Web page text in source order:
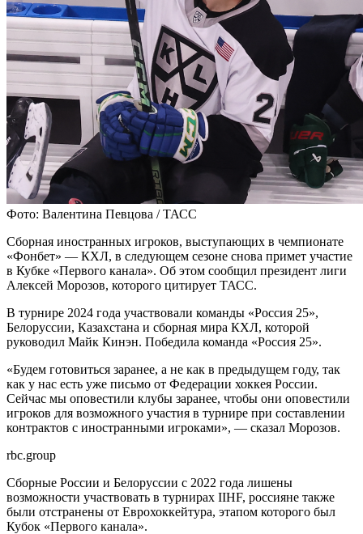
Фото: Валентина Певцова / ТАСС
Сборная иностранных игроков, выступающих в чемпионате
«Фонбет» — КХЛ, в следующем сезоне снова примет участие
в Кубке «Первого канала». Об этом сообщил президент лиги
Алексей Морозов, которого цитирует ТАСС.
В турнире 2024 года участвовали команды «Россия 25»,
Белоруссии, Казахстана и сборная мира КХЛ, которой
руководил Майк Кинэн. Победила команда «Россия 25».
«Будем готовиться заранее, а не как в предыдущем году, так
как у нас есть уже письмо от Федерации хоккея России.
Сейчас мы оповестили клубы заранее, чтобы они оповестили
игроков для возможного участия в турнире при составлении
контрактов с иностранными игроками», — сказал Морозов.
rbc.group
Сборные России и Белоруссии с 2022 года лишены
возможности участвовать в турнирах IIHF, россияне также
были отстранены от Еврохоккейтура, этапом которого был
Кубок «Первого канала».